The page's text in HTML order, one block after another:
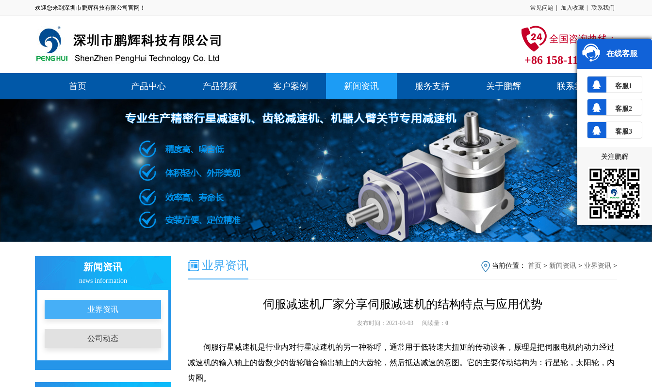
欢迎您来到深圳市鹏辉科技有限公司官网！ 常见问题 加入收藏 联系我们
全国咨询热线：
+86 158-1184-4241
首页 产品中心 产品视频 客户案例 新闻资讯 服务支持 关于鹏辉 联系我们
新闻资讯
news information
业界资讯
公司动态
ZPLF系列精密行星减速机
ZAF系列精密行星减速机 业界资讯 当前位置： 首页 > 新闻资讯 > 业界资讯 >
伺服减速机厂家分享伺服减速机的结构特点与应用优势
发布时间：2021-03-03 阅读量： 0
伺服行星减速机是行业内对行星减速机的另一种称呼，通常用于低转速大扭矩的传动设备，原理是把伺服电机的动力经过
减速机的输入轴上的齿数少的齿轮啮合输出轴上的大齿轮，然后抵达减速的意图。它的主要传动结构为：行星轮，太阳轮，内
齿圈。
在线客服
客服1
客服2
客服3
关注鹏辉